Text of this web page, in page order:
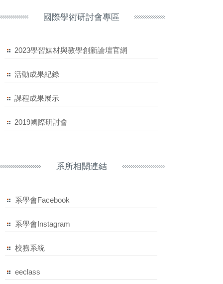
文化 城邦文化
文化
璞學智慧
王數位科技
國際學術研討會專區
2023學習媒材與教學創新論壇官網
活動成果紀錄
課程成果展示
2019國際研討會
系所相關連結
系學會Facebook
系學會Instagram
校務系統
eeclass